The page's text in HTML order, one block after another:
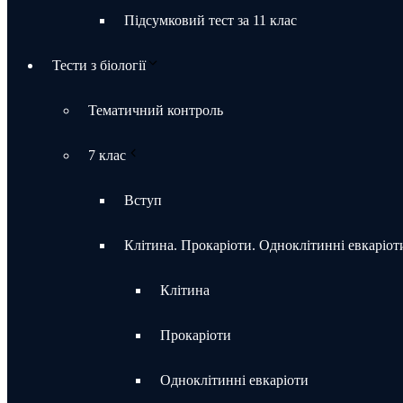
Підсумковий тест за 11 клас
Тести з біології
Тематичний контроль
7 клас
Вступ
Клітина. Прокаріоти. Одноклітинні
Клітина
Прокаріоти
Одноклітинні евкаріоти